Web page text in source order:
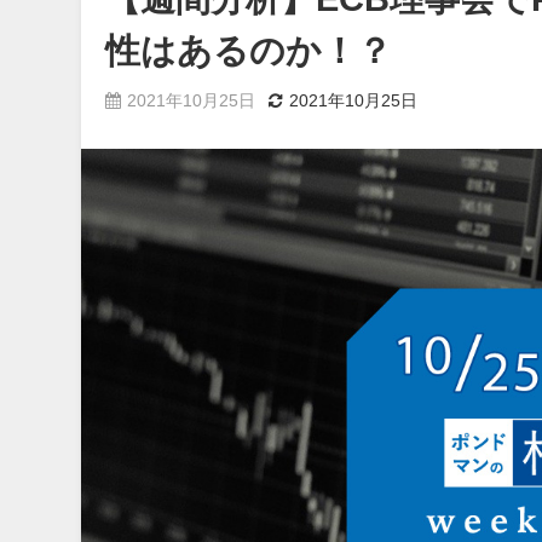
性はあるのか！？
2021年10月25日 2021年10月25日